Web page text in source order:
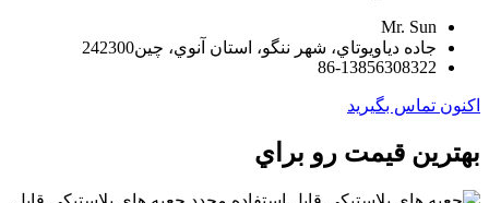
Mr. Sun
جاده دياويوتاي، شهر ننگو، استان آنوي، چين242300
86-13856308322
اکنون تماس بگیرید
بهترين قيمت رو براي